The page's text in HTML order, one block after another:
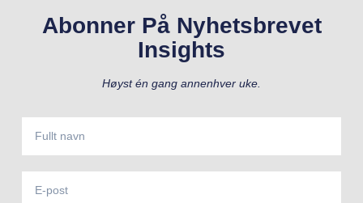
Abonner På Nyhetsbrevet
Insights
Høyst én gang annenhver uke.